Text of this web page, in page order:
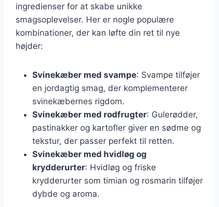
ingredienser for at skabe unikke
smagsoplevelser. Her er nogle populære
kombinationer, der kan løfte din ret til nye
højder:
Svinekæber med svampe: Svampe tilføjer
en jordagtig smag, der komplementerer
svinekæbernes rigdom.
Svinekæber med rodfrugter: Gulerødder,
pastinakker og kartofler giver en sødme og
tekstur, der passer perfekt til retten.
Svinekæber med hvidløg og
krydderurter: Hvidløg og friske
krydderurter som timian og rosmarin tilføjer
dybde og aroma.